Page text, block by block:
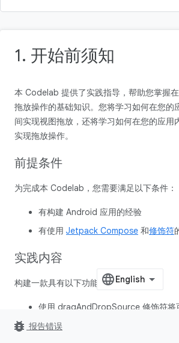
1. 开始前须知
本 Codelab 提供了实践指导，帮助您掌握
拖放操作的基础知识。您将学习如何在您的
间实现视图拖放，还将学习如何在您的应用
实现拖放操作。
前提条件
为完成本 Codelab，您需要满足以下条件：
有构建 Android 应用的经验
有使用 Jetpack Compose 和修饰符
实践内容
构建一款具有以下功能的简单应用：
使用 dragAndDropSource 修饰符将
动
bug_report 报告错误